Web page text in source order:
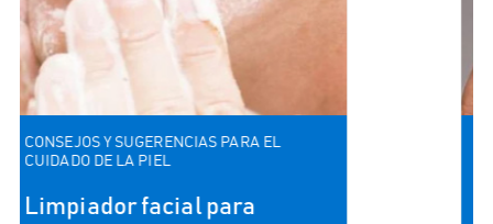
CONSEJOS Y SUGERENCIAS PARA EL
CUIDADO DE LA PIEL
¿Qué tipo de piel tengo?